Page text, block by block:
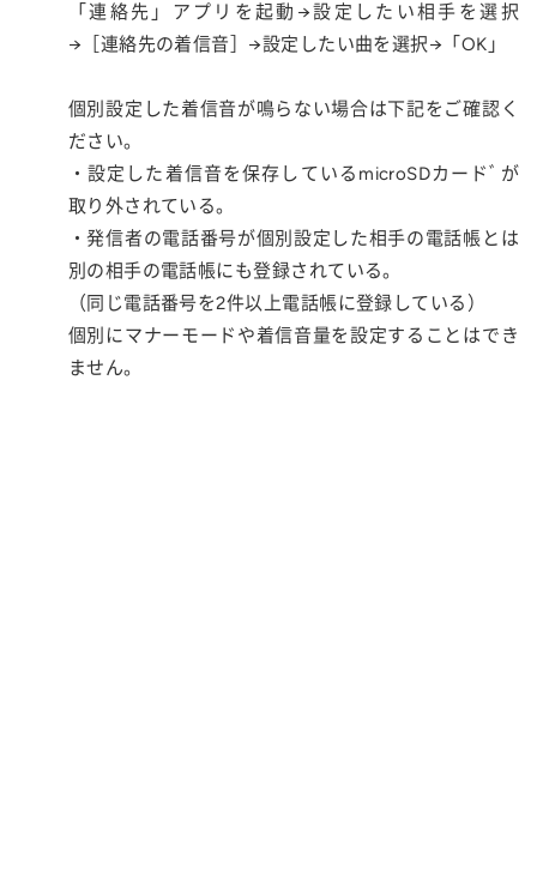
「連絡先」アプリを起動→設定したい相手を選択
→［連絡先の着信音］→設定したい曲を選択→「OK」
個別設定した着信音が鳴らない場合は下記をご確認く
ださい。
・設定した着信音を保存しているmicroSDカードﾞが
取り外されている。
・発信者の電話番号が個別設定した相手の電話帳とは
別の相手の電話帳にも登録されている。
（同じ電話番号を2件以上電話帳に登録している）
個別にマナーモードや着信音量を設定することはでき
ません。